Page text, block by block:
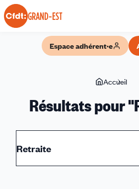
Panneau de gestion des cookies
GRAND-EST
Espace adhérent·e
Vous
ici
Accueil
de
Résultats pour "